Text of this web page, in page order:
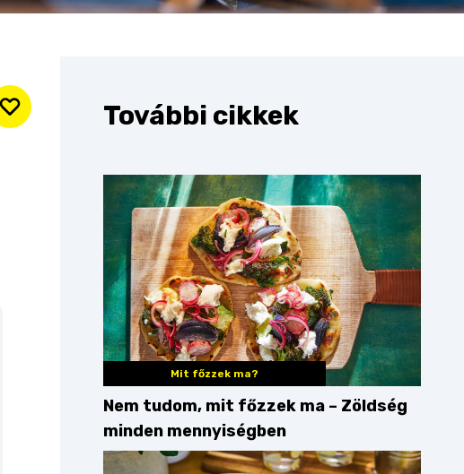
További cikkek
Mit főzzek ma?
Nem tudom, mit főzzek ma – Zöldség
minden mennyiségben